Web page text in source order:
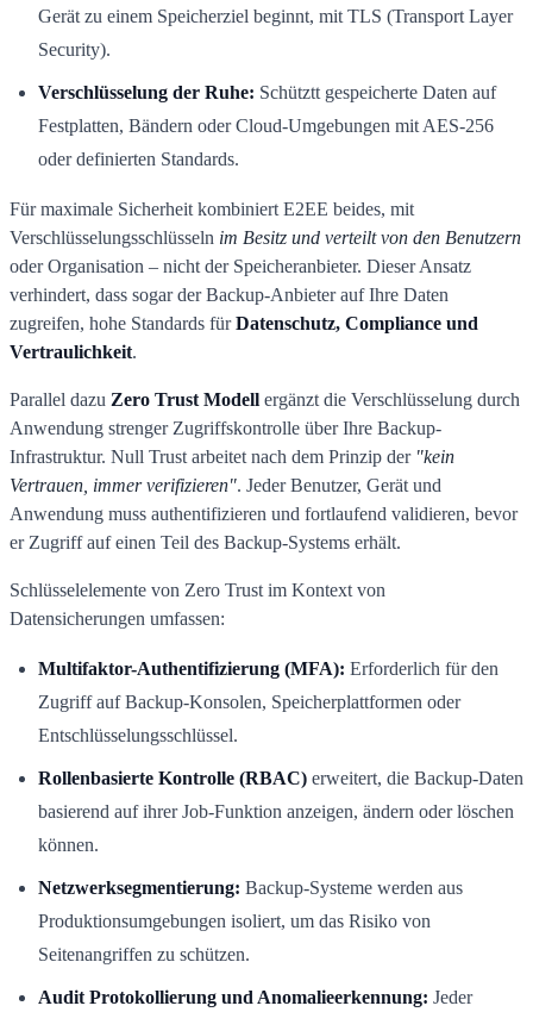
Gerät zu einem Speicherziel beginnt, mit TLS (Transport Layer
Security).
Verschlüsselung der Ruhe: Schütztt gespeicherte Daten auf
Festplatten, Bändern oder Cloud-Umgebungen mit AES-256
oder definierten Standards.
Für maximale Sicherheit kombiniert E2EE beides, mit
Verschlüsselungsschlüsseln im Besitz und verteilt von den Benutzern
oder Organisation – nicht der Speicheranbieter. Dieser Ansatz
verhindert, dass sogar der Backup-Anbieter auf Ihre Daten
zugreifen, hohe Standards fürDatenschutz, Compliance und
Vertraulichkeit.
Parallel dazu Zero Trust Modell ergänzt die Verschlüsselung durch
Anwendung strenger Zugriffskontrolle über Ihre Backup-
Infrastruktur. Null Trust arbeitet nach dem Prinzip der "kein
Vertrauen, immer verifizieren". Jeder Benutzer, Gerät und
Anwendung muss authentifizieren und fortlaufend validieren, bevor
er Zugriff auf einen Teil des Backup-Systems erhält.
Schlüsselelemente von Zero Trust im Kontext von
Datensicherungen umfassen:
Multifaktor-Authentifizierung (MFA): Erforderlich für den
Zugriff auf Backup-Konsolen, Speicherplattformen oder
Entschlüsselungsschlüssel.
Rollenbasierte Kontrolle (RBAC) erweitert, die Backup-Daten
basierend auf ihrer Job-Funktion anzeigen, ändern oder löschen
können.
Netzwerksegmentierung: Backup-Systeme werden aus
Produktionsumgebungen isoliert, um das Risiko von
Seitenangriffen zu schützen.
Audit Protokollierung und Anomalieerkennung: Jeder